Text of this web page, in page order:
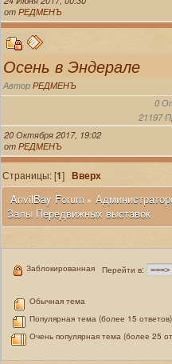
от РЕДМЕНЪ
Осень в Эндерале
Автор РЕДМЕНЪ
0
21197
20 Октября 2017, 19:02
от РЕДМЕНЪ
Страницы: [1]Вверх
AnvilBay Forum »
Залы Передвижных выставок
Перейти в:
Обычная тема
Популярная тема (более 15 ответов)
Очень популярная тема (более 25
Заблокированная